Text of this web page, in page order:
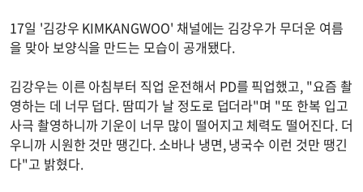
17일 '김강우 KIMKANGWOO' 채널에는 김강우가 무더운 여름
을 맞아 보양식을 만드는 모습이 공개됐다.
김강우는 이른 아침부터 직업 운전해서 PD를 픽업했고, "요즘 촬
영하는 데 너무 덥다. 땀띠가 날 정도로 덥더라"며 "또 한복 입고
사극 촬영하니까 기운이 너무 많이 떨어지고 체력도 떨어진다. 더
우니까 시원한 것만 땡긴다. 소바나 냉면, 냉국수 이런 것만 땡긴
다"고 밝혔다.